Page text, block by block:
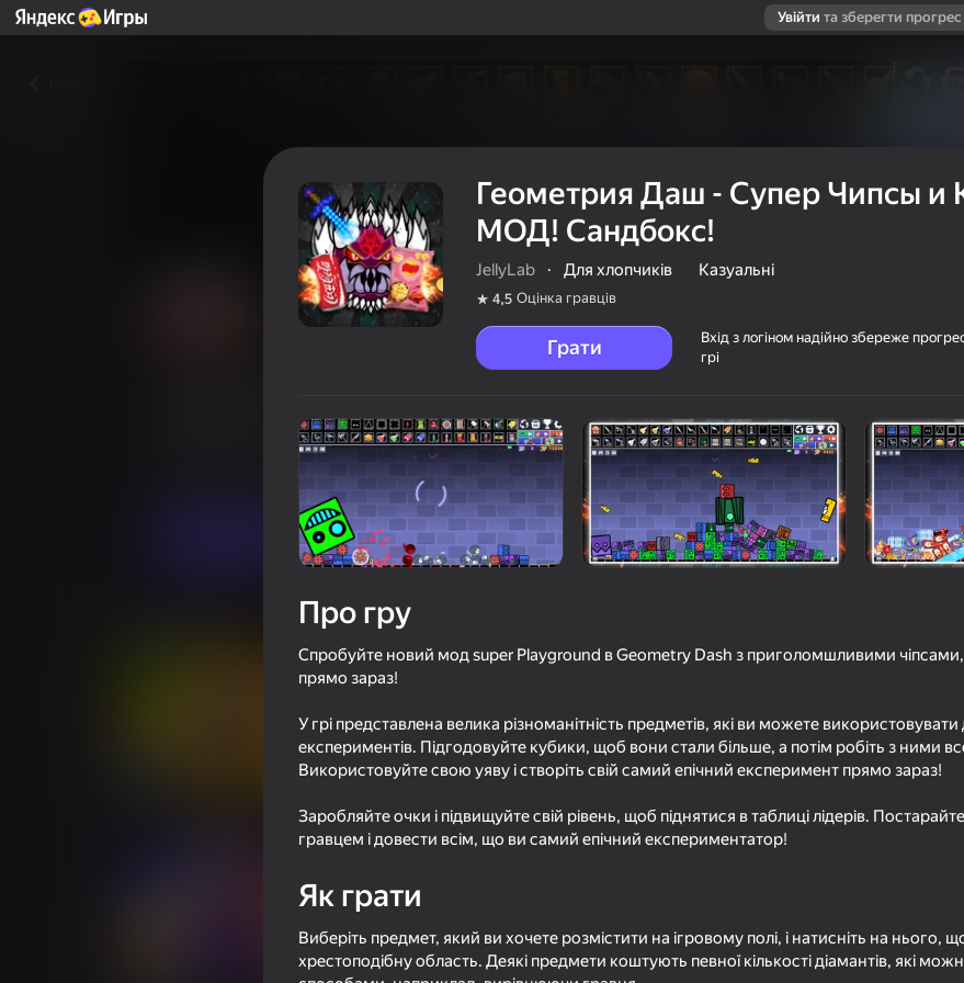
Увійти та зберегти прогрес
Оцінка гравців 12+
Казуальні JellyLab
57 16+ 53
кейсов
49
58 39 58
Геометрия Даш - Супер Чипсы и
МОД! Сандбокс!
JellyLab · Для хлопчиків Казуальні
4,5 Оцінка гравців
Грати
Вхід з логіном надійно збереже
грі
Про гру
Спробуйте новий мод super Playground в Geometry Dash з приголомшливими
прямо зараз!
У грі представлена велика різноманітність предметів, які ви можете
експериментів. Підгодовуйте кубики, щоб вони стали більше, а потім робіть з ними
Використовуйте свою уяву і створіть свій самий епічний експеримент прямо зараз!
Заробляйте очки і підвищуйте свій рівень, щоб піднятися в таблиці лідерів.
гравцем і довести всім, що ви самий епічний експериментатор!
Як грати
Виберіть предмет, який ви хочете розмістити на ігровому полі, і натисніть на нього,
хрестоподібну область. Деякі предмети коштують певної кількості діамантів, які